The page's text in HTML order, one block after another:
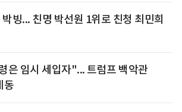
빙... 친명 박선원 1위로 친청 최민희
은 임시 세입자"... 트럼프 백악관
동